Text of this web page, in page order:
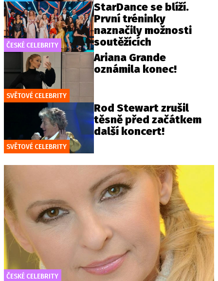
ČESKÉ CELEBRITY
StarDance se blíží.
První tréninky
naznačily možnosti
soutěžících
SVĚTOVÉ CELEBRITY
Ariana Grande
oznámila konec!
SVĚTOVÉ CELEBRITY
Rod Stewart zrušil
těsně před začátkem
další koncert!
ČESKÉ CELEBRITY